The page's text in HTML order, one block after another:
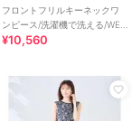
フロントフリルキーネックワ
ンピース/洗濯機で洗える/WEB
限定サイズあり
¥10,560